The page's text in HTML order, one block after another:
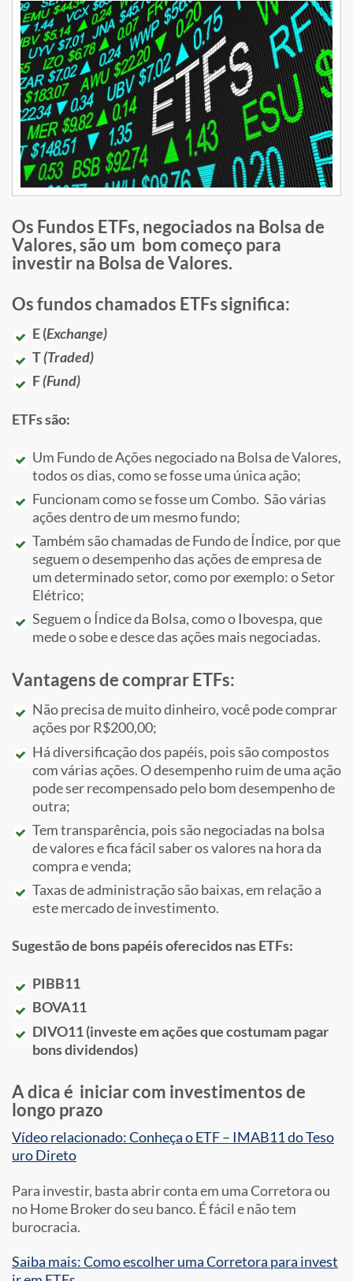
Os Fundos ETFs, negociados na Bolsa de
Valores,são um bom começo para
investir na Bolsa de Valores.
Os fundos chamados ETFs significa:
E (Exchange)
T(Traded)
F(Fund)
ETFs são:
Um Fundo de Ações negociado na Bolsa de Valores,
todos os dias, como se fosse uma única ação;
Funcionam como se fosse um Combo. São várias
ações dentro de um mesmo fundo;
Também são chamadas de Fundo de Índice, por que
seguem o desempenho das ações de empresa de
um determinado setor, como por exemplo: o Setor
Elétrico;
Seguem o Índice da Bolsa, como o Ibovespa, que
mede o sobe e desce das ações mais negociadas.
Vantagens de comprar ETFs:
Não precisa de muito dinheiro, você pode comprar
ações por R$200,00;
Há diversificação dos papéis, pois são compostos
com várias ações. O desempenho ruim de uma ação
pode ser recompensado pelo bom desempenho de
outra;
Tem transparência, pois são negociadas na bolsa
de valores e fica fácil saber os valores na hora da
compra e venda;
Taxas de administração são baixas, em relação a
este mercado de investimento.
Sugestão de bons papéis oferecidos nas ETFs:
PIBB11
BOVA11
DIVO11 (investe em ações que costumam pagar
bons dividendos)
A dica é iniciar com investimentos de
longo prazo
Vídeo relacionado: Conheça o ETF – IMAB11 do Teso
uro Direto
Para investir, basta abrir conta em uma Corretora ou
no Home Broker do seu banco. É fácil e não tem
burocracia.
Saiba mais: Como escolher uma Corretora para invest